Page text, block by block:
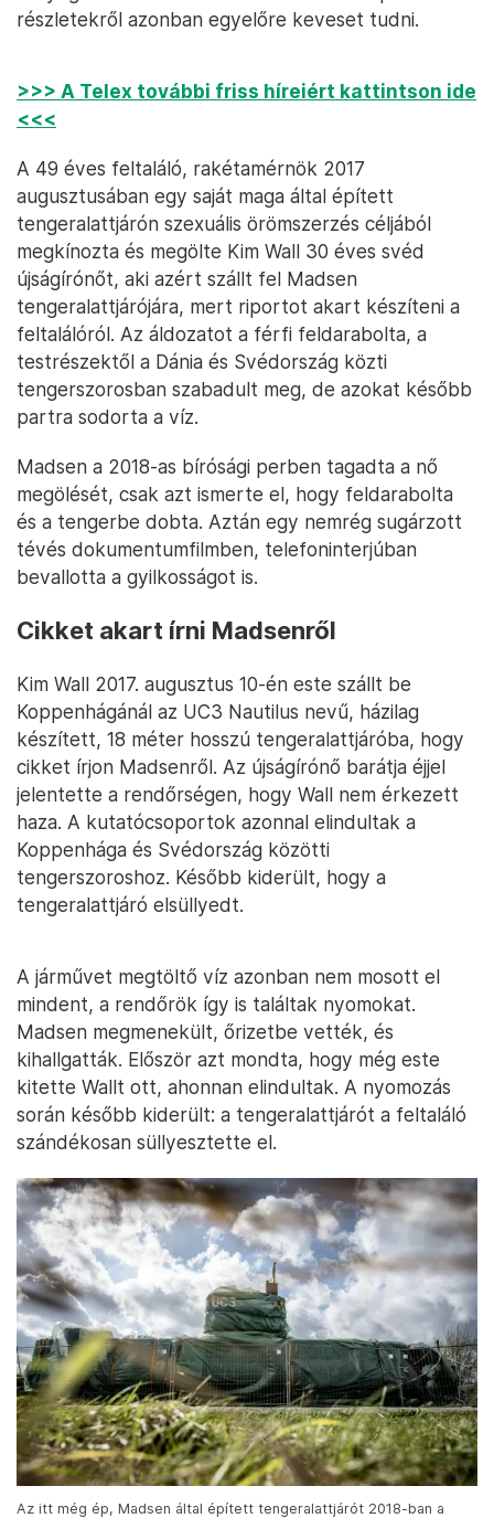
részletekről azonban egyelőre keveset tudni.
>>> A Telex további friss híreiért kattintson ide
<<<
A 49 éves feltaláló, rakétamérnök 2017
augusztusában egy saját maga által épített
tengeralattjárón szexuális örömszerzés céljából
megkínozta és megölte Kim Wall 30 éves svéd
újságírónőt, aki azért szállt fel Madsen
tengeralattjárójára, mert riportot akart készíteni a
feltalálóról. Az áldozatot a férfi feldarabolta, a
testrészektől a Dánia és Svédország közti
tengerszorosban szabadult meg, de azokat később
partra sodorta a víz.
Madsen a 2018-as bírósági perben tagadta a nő
megölését, csak azt ismerte el, hogy feldarabolta
és a tengerbe dobta. Aztán egy nemrég sugárzott
tévés dokumentumfilmben, telefoninterjúban
bevallotta a gyilkosságot is.
Cikket akart írni Madsenről
Kim Wall 2017. augusztus 10-én este szállt be
Koppenhágánál az UC3 Nautilus nevű, házilag
készített, 18 méter hosszú tengeralattjáróba, hogy
cikket írjon Madsenről. Az újságírónő barátja éjjel
jelentette a rendőrségen, hogy Wall nem érkezett
haza. A kutatócsoportok azonnal elindultak a
Koppenhága és Svédország közötti
tengerszoroshoz. Később kiderült, hogy a
tengeralattjáró elsüllyedt.
A járművet megtöltő víz azonban nem mosott el
mindent, a rendőrök így is találtak nyomokat.
Madsen megmenekült, őrizetbe vették, és
kihallgatták. Először azt mondta, hogy még este
kitette Wallt ott, ahonnan elindultak. A nyomozás
során később kiderült: a tengeralattjárót a feltaláló
szándékosan süllyesztette el.
Az itt még ép, Madsen által épített tengeralattjárót 2018-ban a